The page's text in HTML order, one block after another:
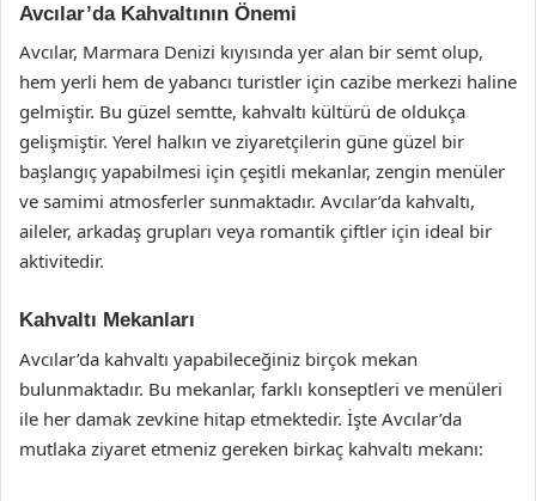
Avcılar’da Kahvaltının Önemi
Avcılar, Marmara Denizi kıyısında yer alan bir semt olup,
hem yerli hem de yabancı turistler için cazibe merkezi haline
gelmiştir. Bu güzel semtte, kahvaltı kültürü de oldukça
gelişmiştir. Yerel halkın ve ziyaretçilerin güne güzel bir
başlangıç yapabilmesi için çeşitli mekanlar, zengin menüler
ve samimi atmosferler sunmaktadır. Avcılar’da kahvaltı,
aileler, arkadaş grupları veya romantik çiftler için ideal bir
aktivitedir.
Kahvaltı Mekanları
Avcılar’da kahvaltı yapabileceğiniz birçok mekan
bulunmaktadır. Bu mekanlar, farklı konseptleri ve menüleri
ile her damak zevkine hitap etmektedir. İşte Avcılar’da
mutlaka ziyaret etmeniz gereken birkaç kahvaltı mekanı: